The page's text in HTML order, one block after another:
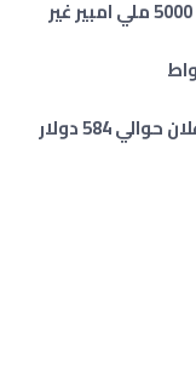
5000 ملي امبير غير
عند الاعلان حوالي 584 دولار